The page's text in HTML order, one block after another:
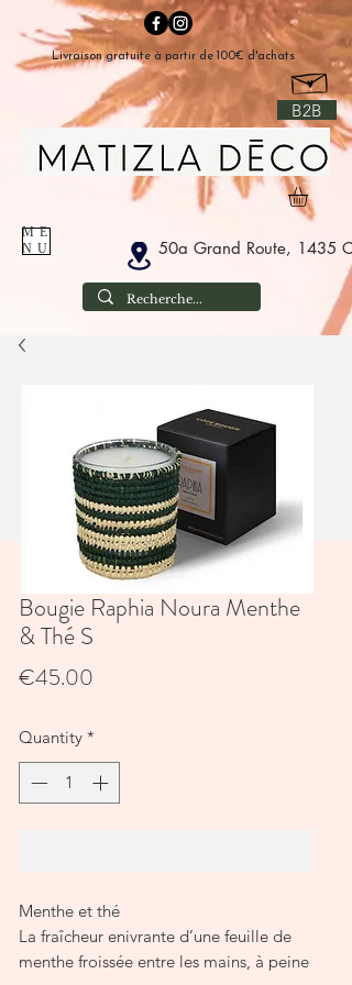
B2B
50a Grand Route, 1435
ME
NU
Livraison gratuite à partir de 100€ d'achats
Bougie Raphia Noura Menthe
& Thé S
€45.00
Quantity *
Menthe et thé
La fraîcheur enivrante d’une feuille de
menthe froissée entre les mains, à peine